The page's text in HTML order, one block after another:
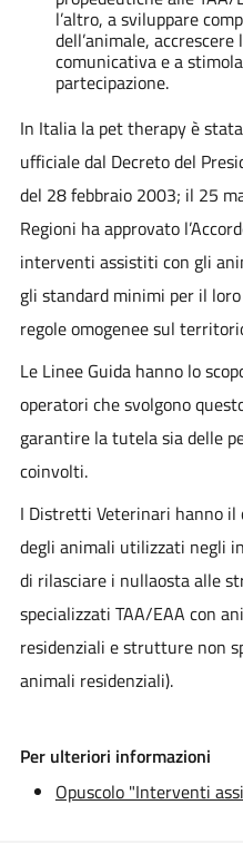
l’altro, a sviluppare
dell’animale,
comunicativa e a
partecipazione.
In Italia la pet therapy è
ufficiale dal Decreto del
del 28 febbraio 2003; il 25
Regioni ha approvato
interventi assistiti con gli
gli standard minimi per il
regole omogenee sul
Le Linee Guida hanno lo
operatori che svolgono
garantire la tutela sia delle
coinvolti.
I Distretti Veterinari hanno il
degli animali utilizzati negli
di rilasciare i nullaosta alle
specializzati TAA/EAA con
residenziali e strutture non
animali residenziali).
Per ulteriori informazioni
Opuscolo "Interventi